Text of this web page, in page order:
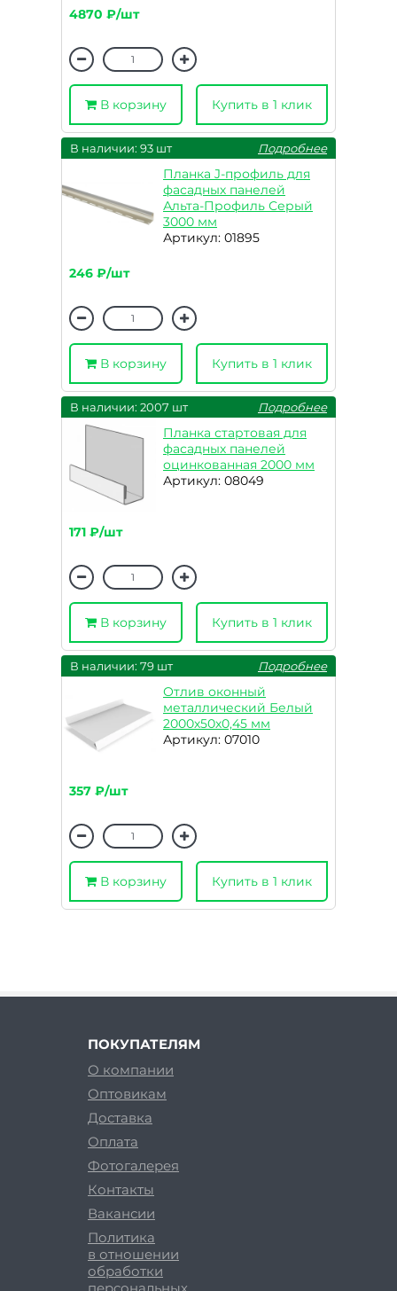
4870 ₽/шт
В корзину Купить в 1 клик
В наличии: 93 шт Подробнее
Планка J-профиль для
фасадных панелей
Альта-Профиль Серый
3000 мм
Артикул: 01895
246 ₽/шт
В корзину Купить в 1 клик
В наличии: 2007 шт Подробнее
Планка стартовая для
фасадных панелей
оцинкованная 2000 мм
Артикул: 08049
171 ₽/шт
В корзину Купить в 1 клик
В наличии: 79 шт Подробнее
Отлив оконный
металлический Белый
2000х50х0,45 мм
Артикул: 07010
357 ₽/шт
В корзину Купить в 1 клик
ПОКУПАТЕЛЯМ
О компании
Оптовикам
Доставка
Оплата
Фотогалерея
Контакты
Вакансии
Политика
в отношении
обработки